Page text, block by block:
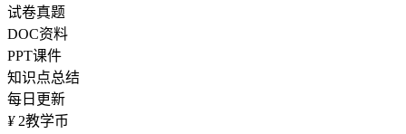
试卷真题
DOC资料
PPT课件
知识点总结
每日更新
¥ 2教学币